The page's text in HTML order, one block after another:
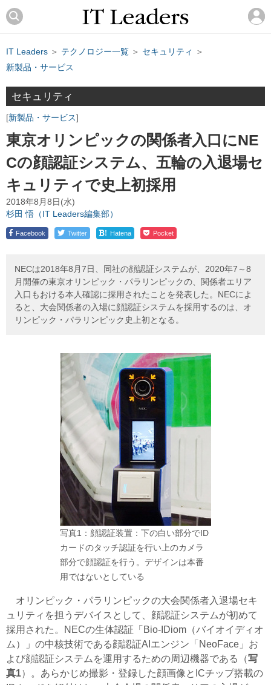
IT Leaders ＞ テクノロジー一覧 ＞ セキュリティ
＞
新製品・サービス
セキュリティ
新製品・サービス
東京オリンピックの関係者入口にNE
Cの顔認証システム、五輪の入退場セ
キュリティで史上初採用
2018年8月8日(水)
杉田 悟（IT Leaders編集部）
Facebook Twitter ! Hatena Pocket
NECは2018年8月7日、同社の顔認証システムが、2020年7～8
月開催の東京オリンピック・パラリンピックの、関係者エリア
入口もおける本人確認に採用されたことを発表した。NECによ
ると、大会関係者の入場に顔認証システムを採用するのは、オ
リンピック・パラリンピック史上初となる。
写真1：顔認証装置：下の白い部分でID
カードのタッチ認証を行い上のカメラ
部分で顔認証を行う。デザインは本番
用ではないとしている
オリンピック・パラリンピックの大会関係者入退場セキ
ュリティを担うデバイスとして、顔認証システムが初めて
採用された。NECの生体認証「Bio-IDiom（バイオイディオ
ム）」の中核技術である顔認証AIエンジン「NeoFace」お
よび顔認証システムを運用するための周辺機器である（写
真1）。あらかじめ撮影・登録した顔画像とICチップ搭載の